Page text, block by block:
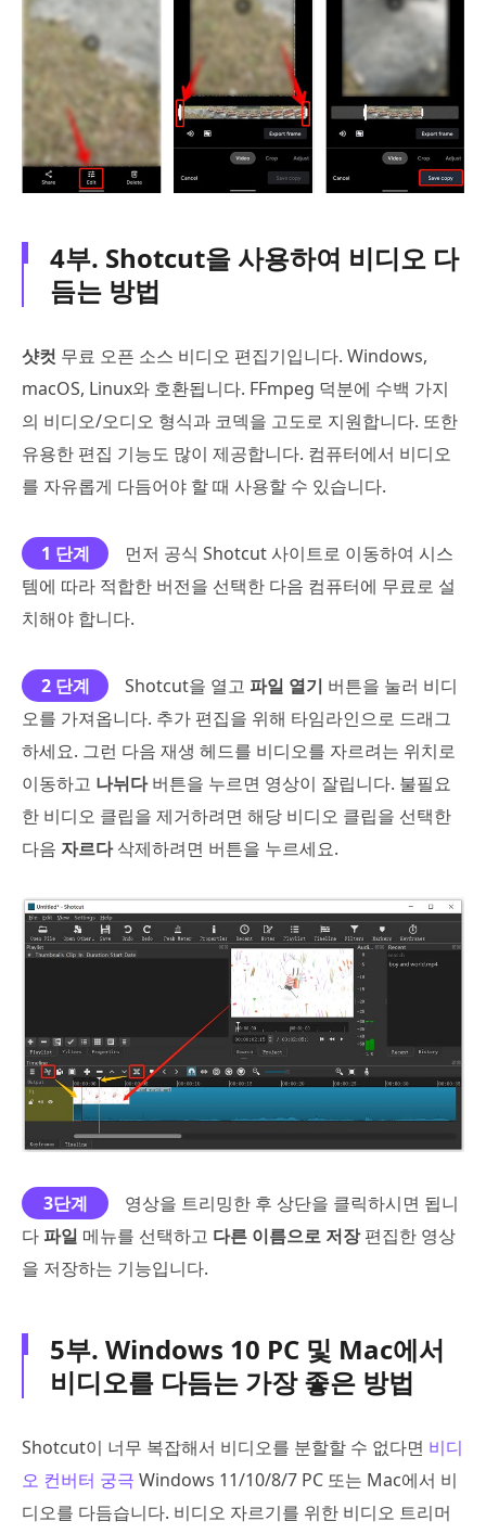
4부. Shotcut을 사용하여 비디오 다
듬는 방법
샷컷 무료 오픈 소스 비디오 편집기입니다. Windows,
macOS, Linux와 호환됩니다. FFmpeg 덕분에 수백 가지
의 비디오/오디오 형식과 코덱을 고도로 지원합니다. 또한
유용한 편집 기능도 많이 제공합니다. 컴퓨터에서 비디오
를 자유롭게 다듬어야 할 때 사용할 수 있습니다.
1 단계
먼저 공식 Shotcut 사이트로 이동하여 시스
템에 따라 적합한 버전을 선택한 다음 컴퓨터에 무료로 설
치해야 합니다.
2 단계 Shotcut을 열고 파일 열기 버튼을 눌러 비디
오를 가져옵니다. 추가 편집을 위해 타임라인으로 드래그
하세요. 그런 다음 재생 헤드를 비디오를 자르려는 위치로
이동하고 나뉘다버튼을 누르면 영상이 잘립니다. 불필요
한 비디오 클립을 제거하려면 해당 비디오 클립을 선택한
다음 자르다삭제하려면 버튼을 누르세요.
3단계
영상을 트리밍한 후 상단을 클릭하시면 됩니
다 파일 메뉴를 선택하고 다른 이름으로 저장편집한 영상
을 저장하는 기능입니다.
5부. Windows 10 PC 및 Mac에서
비디오를 다듬는 가장 좋은 방법
Shotcut이 너무 복잡해서 비디오를 분할할 수 없다면 비디
오 컨버터 궁극 Windows 11/10/8/7 PC 또는 Mac에서 비
디오를 다듬습니다. 비디오 자르기를 위한 비디오 트리머